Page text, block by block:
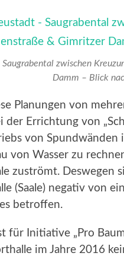
zwischen
Damm – Blick
Planungen von
der Errichtung von
von
von Wasser zu
zuströmt. Deswegen
(Saale) negativ von
betroffen.
für Initiative „Pro
im Jahre 2016